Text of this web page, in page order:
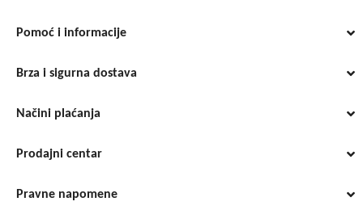
Pomoć i informacije
Brza i sigurna dostava
Načini plaćanja
Prodajni centar
Pravne napomene